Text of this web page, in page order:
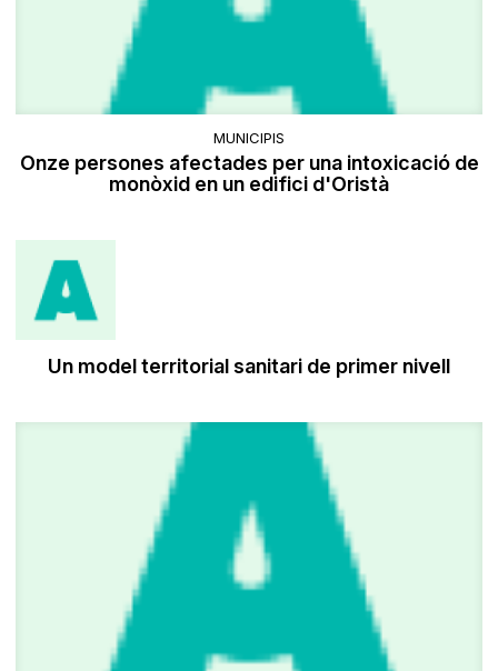
MUNICIPIS
Onze persones afectades per una intoxicació de
monòxid en un edifici d'Oristà
Un model territorial sanitari de primer nivell